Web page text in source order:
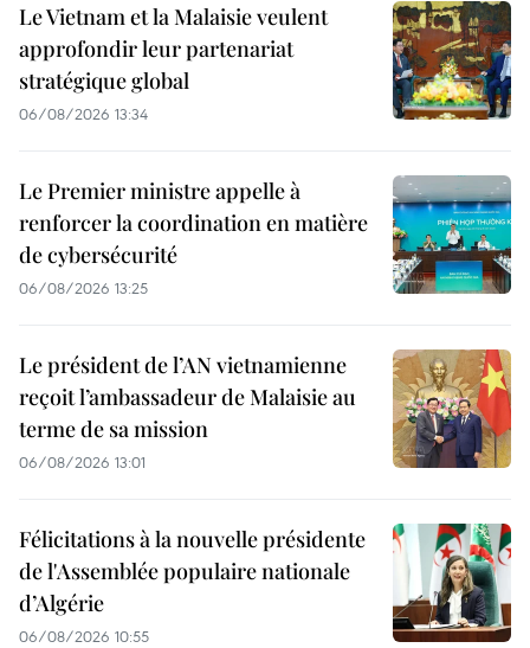
Le Vietnam et la Malaisie veulent
approfondir leur partenariat
stratégique global
06/08/2026 13:34
Le Premier ministre appelle à
renforcer la coordination en matière
de cybersécurité
06/08/2026 13:25
Le président de l’AN vietnamienne
reçoit l’ambassadeur de Malaisie au
terme de sa mission
06/08/2026 13:01
Félicitations à la nouvelle présidente
de l'Assemblée populaire nationale
d’Algérie
06/08/2026 10:55